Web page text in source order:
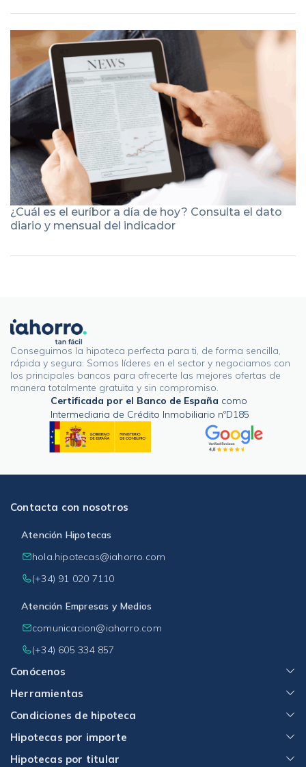
¿Cuál es el euríbor a día de hoy? Consulta el dato
diario y mensual del indicador
Conseguimos la hipoteca perfecta para ti, de forma sencilla,
rápida y segura. Somos líderes en el sector y negociamos con
los principales bancos para ofrecerte las mejores ofertas de
manera totalmente gratuita y sin compromiso.
Certificada por el Banco de España como
Intermediaria de Crédito Inmobiliario nºD185
Conócenos
Herramientas
Condiciones de hipoteca
Hipotecas por importe
Hipotecas por titular
Contacta con nosotros
Atención Hipotecas
hola.hipotecas@iahorro.com
(+34) 91 020 7110
Atención Empresas y Medios
comunicacion@iahorro.com
(+34) 605 334 857